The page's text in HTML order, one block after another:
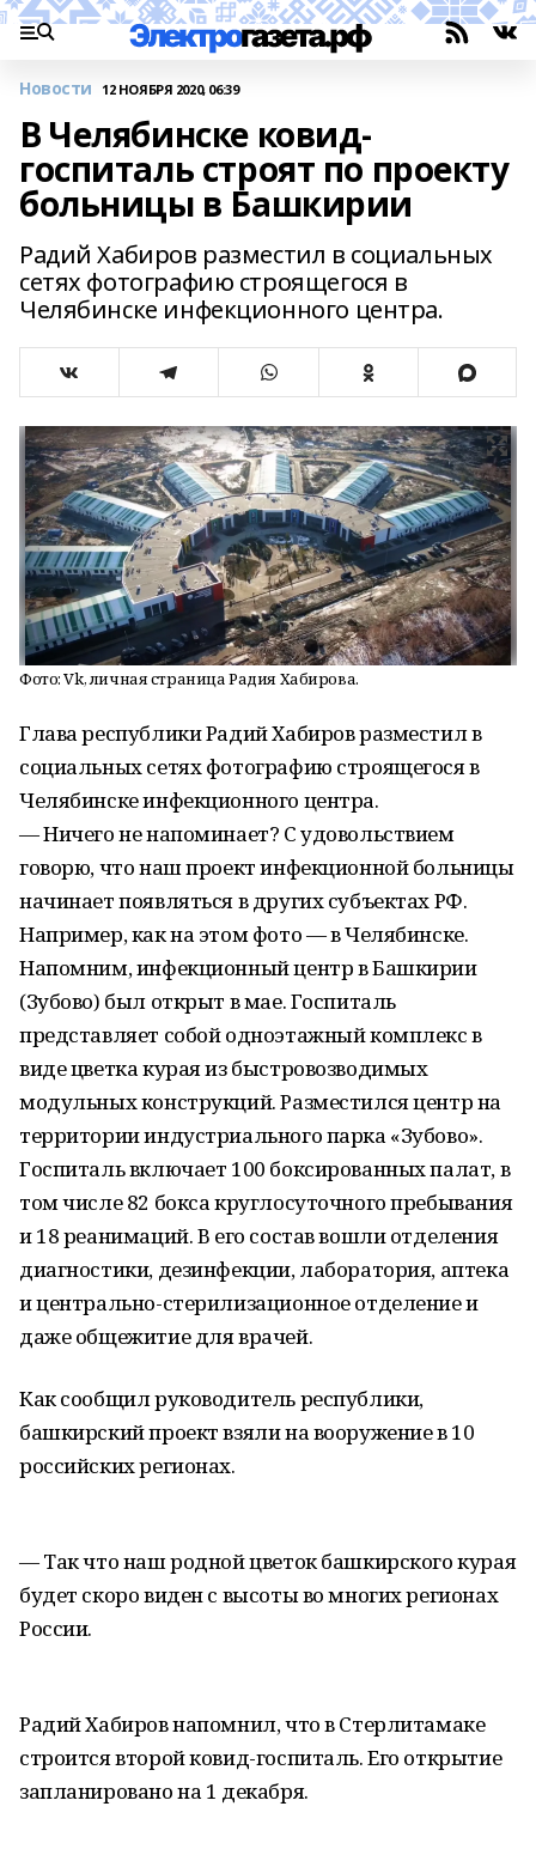
Новости 12 НОЯБРЯ 2020, 06:39
В Челябинске ковид-
госпиталь строят по проекту
больницы в Башкирии
Радий Хабиров разместил в социальных
сетях фотографию строящегося в
Челябинске инфекционного центра.
Фото: Vk, личная страница Радия Хабирова.
Глава республики Радий Хабиров разместил в
социальных сетях фотографию строящегося в
Челябинске инфекционного центра.
— Ничего не напоминает? С удовольствием
говорю, что наш проект инфекционной больницы
начинает появляться в других субъектах РФ.
Например, как на этом фото — в Челябинске.
Напомним, инфекционный центр в Башкирии
(Зубово) был открыт в мае. Госпиталь
представляет собой одноэтажный комплекс в
виде цветка курая из быстровозводимых
модульных конструкций. Разместился центр на
территории индустриального парка «Зубово».
Госпиталь включает 100 боксированных палат, в
том числе 82 бокса круглосуточного пребывания
и 18 реанимаций. В его состав вошли отделения
диагностики, дезинфекции, лаборатория, аптека
и центрально-стерилизационное отделение и
даже общежитие для врачей.
Как сообщил руководитель республики,
башкирский проект взяли на вооружение в 10
российских регионах.
— Так что наш родной цветок башкирского курая
будет скоро виден с высоты во многих регионах
России.
Радий Хабиров напомнил, что в Стерлитамаке
строится второй ковид-госпиталь. Его открытие
запланировано на 1 декабря.